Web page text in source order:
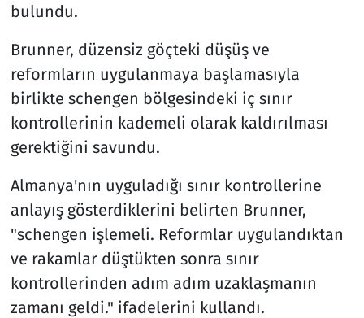
bulundu.
Brunner, düzensiz göçteki düşüş ve
reformların uygulanmaya başlamasıyla
birlikte schengen bölgesindeki iç sınır
kontrollerinin kademeli olarak kaldırılması
gerektiğini savundu.
Almanya'nın uyguladığı sınır kontrollerine
anlayış gösterdiklerini belirten Brunner,
"schengen işlemeli. Reformlar uygulandıktan
ve rakamlar düştükten sonra sınır
kontrollerinden adım adım uzaklaşmanın
zamanı geldi." ifadelerini kullandı.